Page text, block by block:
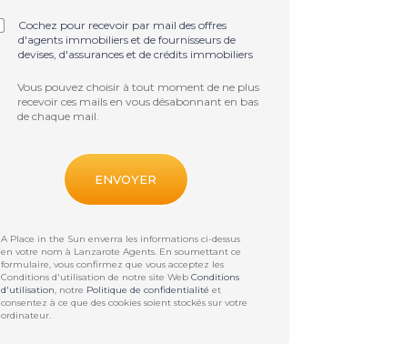
Cochez pour recevoir par mail des offres
d'agents immobiliers et de fournisseurs de
devises, d'assurances et de crédits immobiliers
Vous pouvez choisir à tout moment de ne plus
recevoir ces mails en vous désabonnant en bas
de chaque mail.
A Place in the Sun enverra les informations ci-dessus
en votre nom à Lanzarote Agents. En soumettant ce
formulaire, vous confirmez que vous acceptez les
Conditions d'utilisation de notre site WebConditions
d'utilisation, notre Politique de confidentialité et
consentez à ce que des cookies soient stockés sur votre
ordinateur.